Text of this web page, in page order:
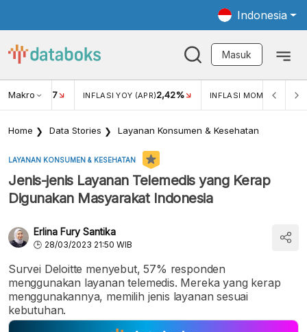
Indonesia
Masuk
Makro
USD/IDR 17 INFLASI YOY (APR)2,42% INFLASI MOM (MAR)
Home Data Stories Layanan Konsumen & Kesehatan
LAYANAN KONSUMEN & KESEHATAN
Jenis-jenis Layanan Telemedis yang Kerap
Digunakan Masyarakat Indonesia
Erlina Fury Santika
28/03/2023 21:50 WIB
Survei Deloitte menyebut, 57% responden
menggunakan layanan telemedis. Mereka yang kerap
menggunakannya, memilih jenis layanan sesuai
kebutuhan.